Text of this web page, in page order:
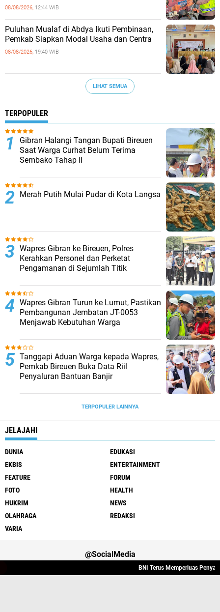
08/08/2026, 12:44 WIB
Puluhan Mualaf di Abdya Ikuti Pembinaan,
Pemkab Siapkan Modal Usaha dan Centra
08/08/2026, 19:40 WIB
LIHAT SEMUA
TERPOPULER
Gibran Halangi Tangan Bupati Bireuen
Saat Warga Curhat Belum Terima
Sembako Tahap II
Merah Putih Mulai Pudar di Kota Langsa
Wapres Gibran ke Bireuen, Polres
Kerahkan Personel dan Perketat
Pengamanan di Sejumlah Titik
Wapres Gibran Turun ke Lumut, Pastikan
Pembangunan Jembatan JT-0053
Menjawab Kebutuhan Warga
Tanggapi Aduan Warga kepada Wapres,
Pemkab Bireuen Buka Data Riil
Penyaluran Bantuan Banjir
TERPOPULER LAINNYA
JELAJAHI
DUNIA
EDUKASI
EKBIS
ENTERTAINMENT
FEATURE
FORUM
FOTO
HEALTH
HUKRIM
NEWS
OLAHRAGA
REDAKSI
VARIA
@SocialMedia
BNI Terus Memperluas